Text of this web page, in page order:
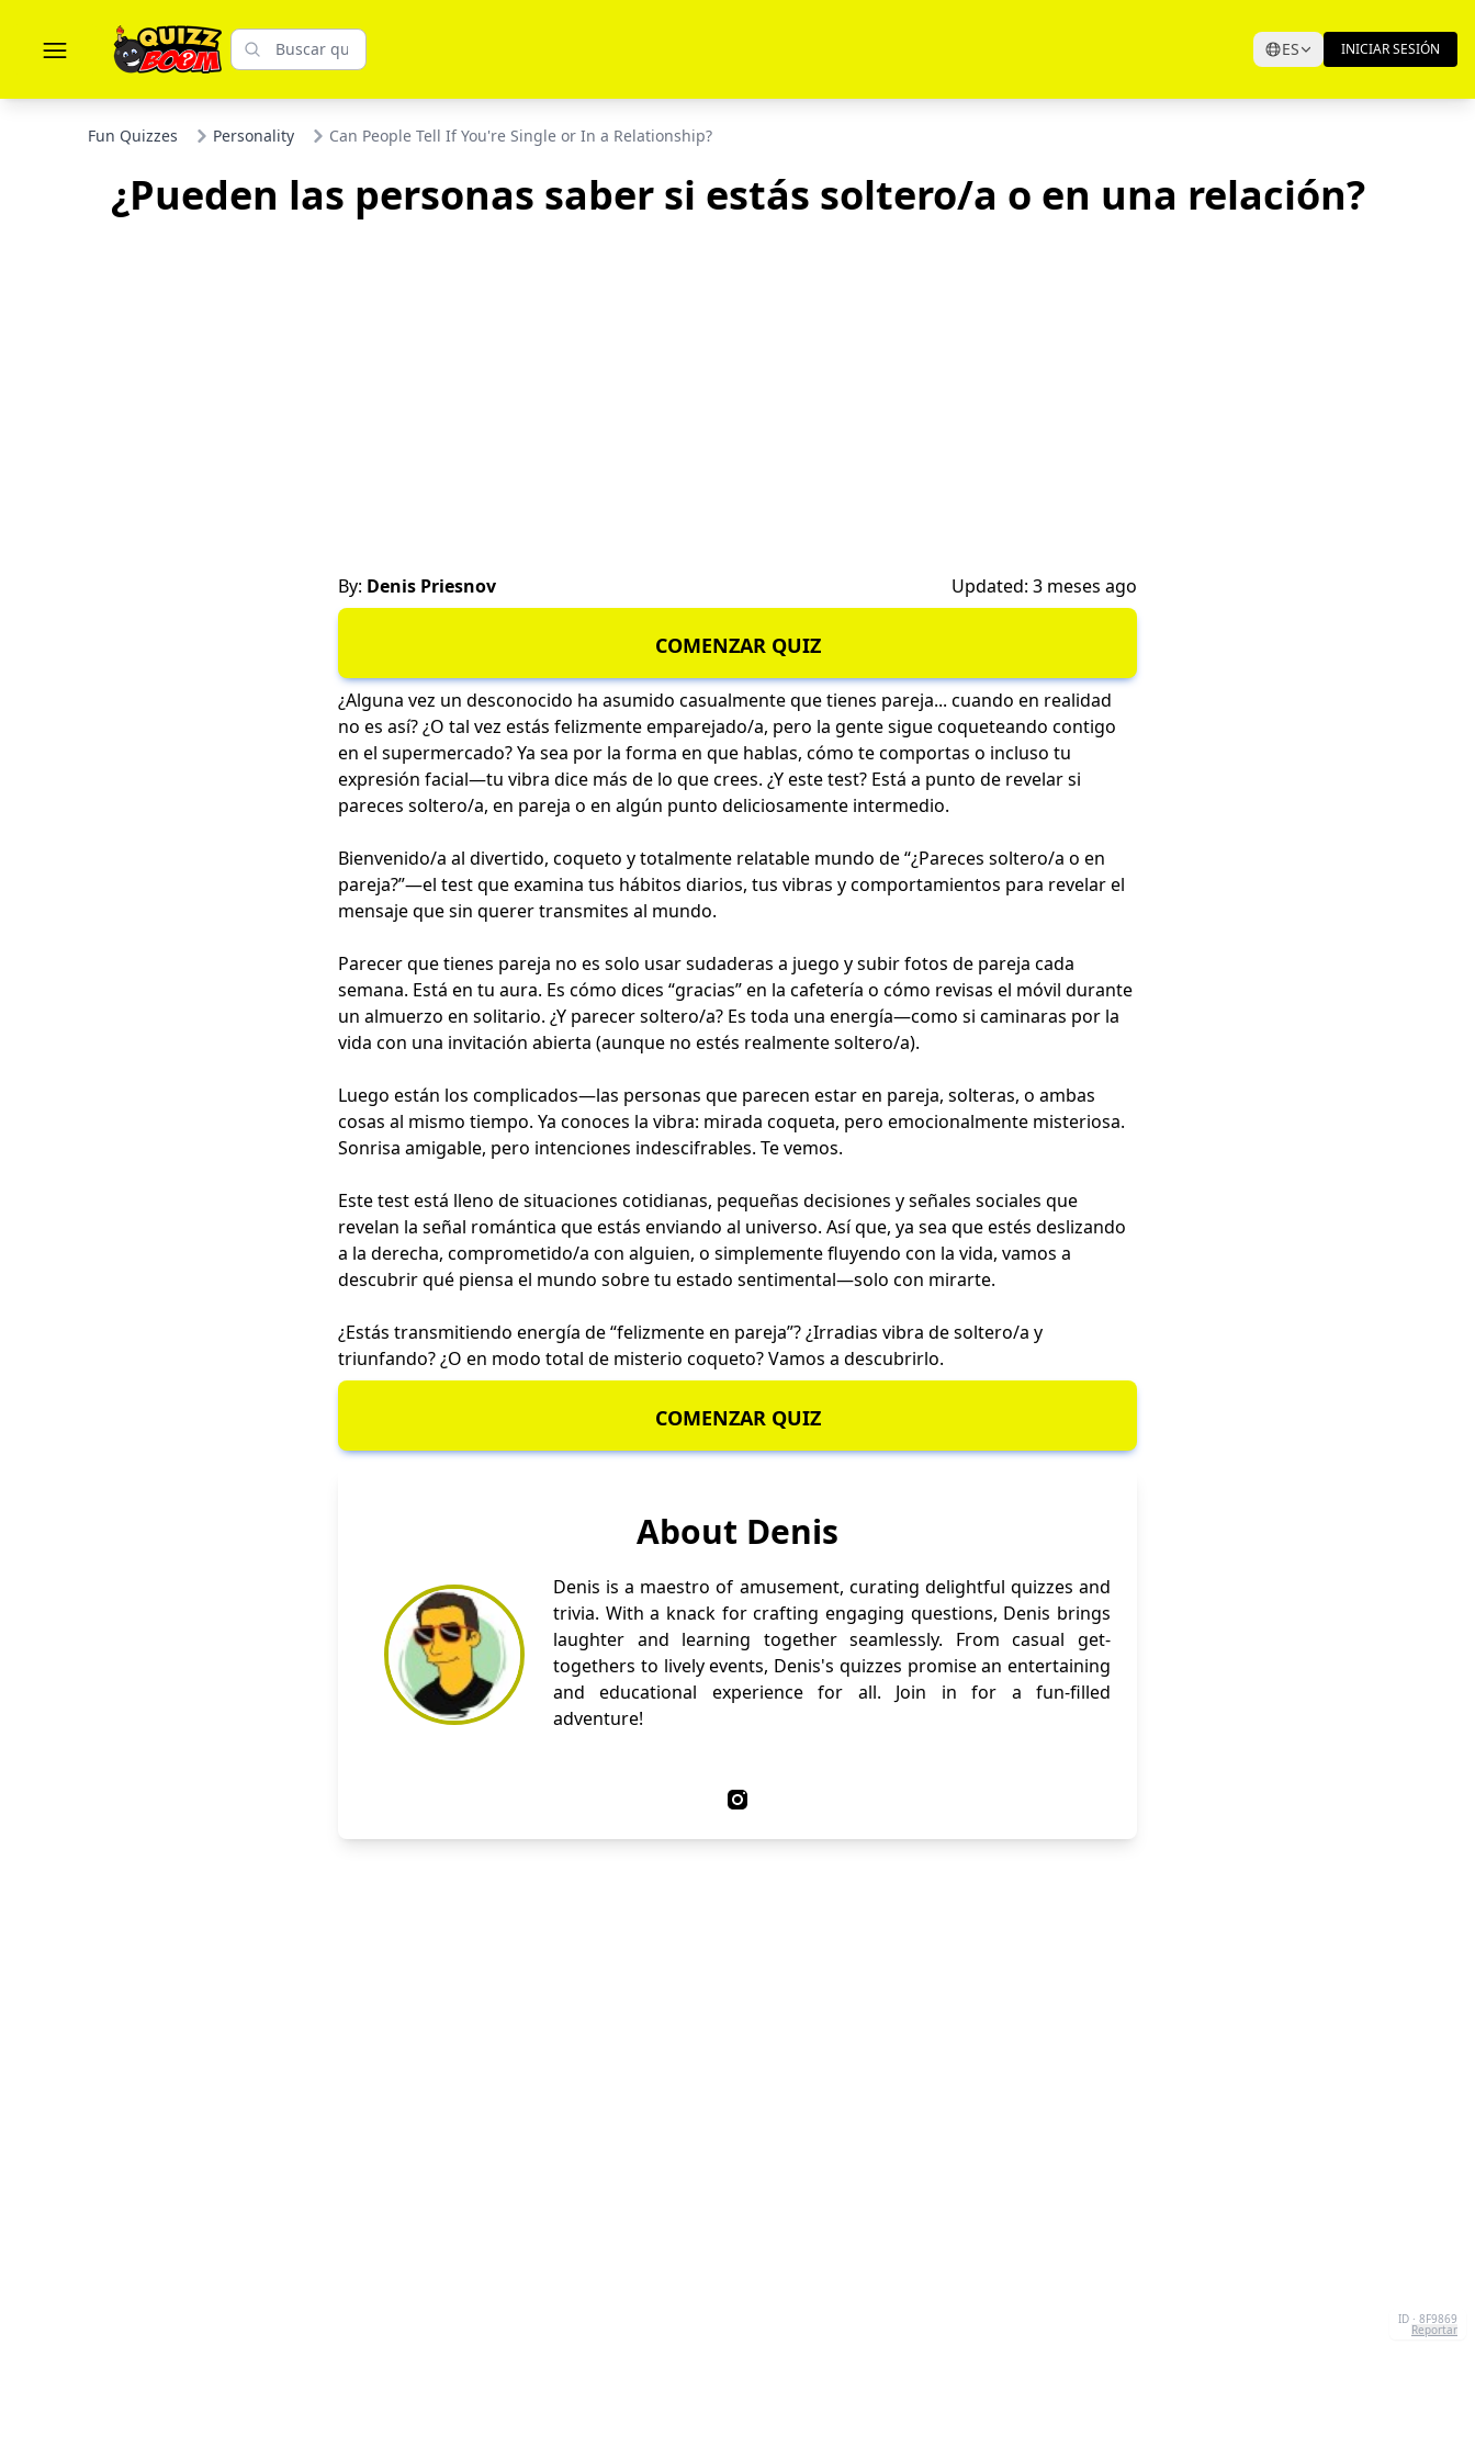
ES INICIAR SESIÓN
Fun Quizzes Personality Can People Tell If You're Single or In a Relationship?
¿Pueden las personas saber si estás soltero/a o en una relación?
By: Denis Priesnov Updated: 3 meses ago
COMENZAR QUIZ
¿Alguna vez un desconocido ha asumido casualmente que tienes pareja... cuando en realidad
no es así? ¿O tal vez estás felizmente emparejado/a, pero la gente sigue coqueteando contigo
en el supermercado? Ya sea por la forma en que hablas, cómo te comportas o incluso tu
expresión facial—tu vibra dice más de lo que crees. ¿Y este test? Está a punto de revelar si
pareces soltero/a, en pareja o en algún punto deliciosamente intermedio.
Bienvenido/a al divertido, coqueto y totalmente relatable mundo de “¿Pareces soltero/a o en
pareja?”—el test que examina tus hábitos diarios, tus vibras y comportamientos para revelar el
mensaje que sin querer transmites al mundo.
Parecer que tienes pareja no es solo usar sudaderas a juego y subir fotos de pareja cada
semana. Está en tu aura. Es cómo dices “gracias” en la cafetería o cómo revisas el móvil durante
un almuerzo en solitario. ¿Y parecer soltero/a? Es toda una energía—como si caminaras por la
vida con una invitación abierta (aunque no estés realmente soltero/a).
Luego están los complicados—las personas que parecen estar en pareja, solteras, o ambas
cosas al mismo tiempo. Ya conoces la vibra: mirada coqueta, pero emocionalmente misteriosa.
Sonrisa amigable, pero intenciones indescifrables. Te vemos.
Este test está lleno de situaciones cotidianas, pequeñas decisiones y señales sociales que
revelan la señal romántica que estás enviando al universo. Así que, ya sea que estés deslizando
a la derecha, comprometido/a con alguien, o simplemente fluyendo con la vida, vamos a
descubrir qué piensa el mundo sobre tu estado sentimental—solo con mirarte.
¿Estás transmitiendo energía de “felizmente en pareja”? ¿Irradias vibra de soltero/a y
triunfando? ¿O en modo total de misterio coqueto? Vamos a descubrirlo.
COMENZAR QUIZ
About Denis
Denis is a maestro of amusement, curating delightful quizzes and
trivia. With a knack for crafting engaging questions, Denis brings
laughter and learning together seamlessly. From casual get-
togethers to lively events, Denis's quizzes promise an entertaining
and educational experience for all. Join in for a fun-filled
adventure!
ID · 8F9869
Reportar